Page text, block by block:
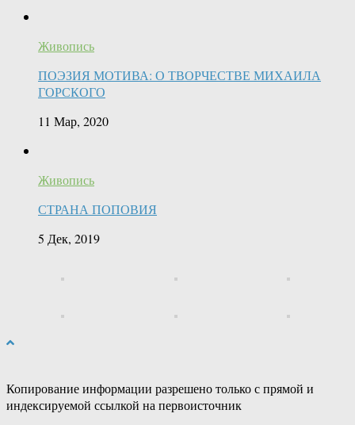
Живопись
ПОЭЗИЯ МОТИВА: О ТВОРЧЕСТВЕ МИХАИЛА
ГОРСКОГО
11 Мар, 2020
Живопись
СТРАНА ПОПОВИЯ
5 Дек, 2019
Копирование информации разрешено только с прямой и
индексируемой ссылкой на первоисточник